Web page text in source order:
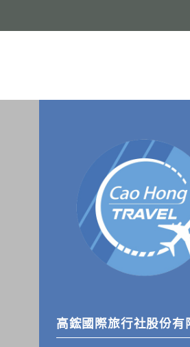
高鋐國際旅行社股份有